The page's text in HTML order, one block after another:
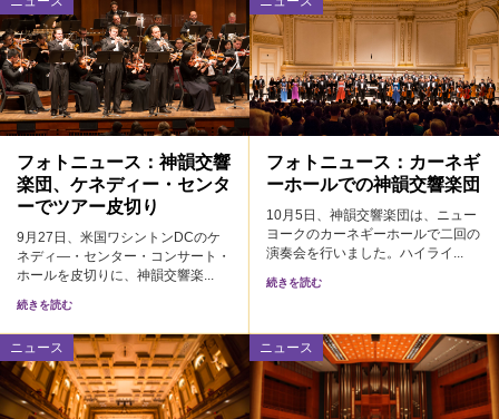
フォトニュース：神韻交響
楽団、ケネディー・センタ
ーでツアー皮切り
9月27日、米国ワシントンDCのケ
ネディ―・センター・コンサート・
ホールを皮切りに、神韻交響楽...
続きを読む
フォトニュース：カーネギ
ーホールでの神韻交響楽団
10月5日、神韻交響楽団は、ニュー
ヨークのカーネギーホールで二回の
演奏会を行いました。ハイライ...
続きを読む
ニュース ニュース